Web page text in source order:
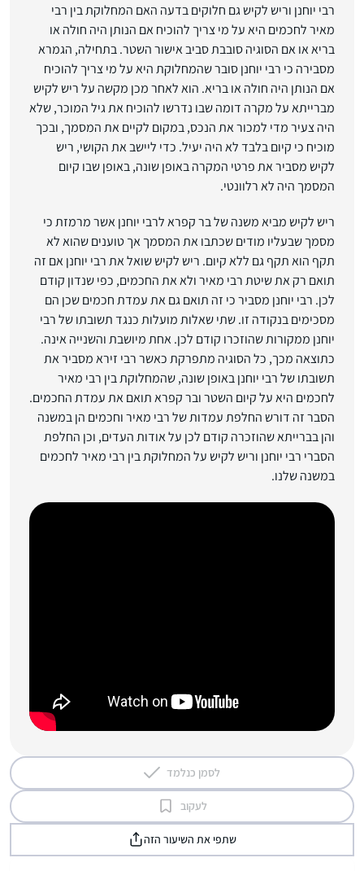
רבי יוחנן וריש לקיש גם חלוקים בדעה האם המחלוקת בין רבי
מאיר לחכמים היא על מי צריך להוכיח אם הנותן היה חולה או
בריא או אם הסוגיה סובבת סביב אישור השטר. בתחילה, הגמרא
מסבירה כי רבי יוחנן סובר שהמחלוקת היא על מי צריך להוכיח
אם הנותן היה חולה או בריא. הוא לאחר מכן מקשה על ריש לקיש
מברייתא על מקרה דומה שבו נדרשו להוכיח את גיל המוכר, שלא
היה צעיר מדי למכור את הנכס, במקום לקיים את המסמך, ובכך
מוכיח כי קיום בלבד לא היה יעיל. כדי ליישב את הקושי, ריש
לקיש מסביר את פרטי המקרה באופן שונה, באופן שבו קיום
המסמך היה לא רלוונטי.
ריש לקיש מביא משנה של בר קפרא לרבי יוחנן אשר מרמזת כי
מסמך שבעליו מודים שכתבו את המסמך אך טוענים שהוא לא
תקף הוא תקף גם ללא קיום. ריש לקיש שואל את רבי יוחנן אם זה
תואם רק את שיטת רבי מאיר ולא את החכמים, כפי שנדון קודם
לכן. רבי יוחנן מסביר כי זה תואם גם את עמדת חכמים שכן הם
מסכימים בנקודה זו. שתי שאלות מועלות כנגד תשובתו של רבי
יוחנן ממקורות שהוזכרו קודם לכן. אחת מיושבת והשנייה אינה.
כתוצאה מכך, כל הסוגיה מתפרקת כאשר רבי זירא מסביר את
תשובתו של רבי יוחנן באופן שונה, שהמחלוקת בין רבי מאיר
לחכמים היא על קיום השטר ובר קפרא תואם את עמדת החכמים.
הסבר זה דורש החלפת עמדות של רבי מאיר וחכמים הן במשנה
והן בברייתא שהוזכרה קודם לכן על אודות העדים, וכן החלפת
הסברי רבי יוחנן וריש לקיש על המחלוקת בין רבי מאיר לחכמים
במשנה שלנו.
לסמן כנלמד
לעקוב
שתפי את השיעור הזה